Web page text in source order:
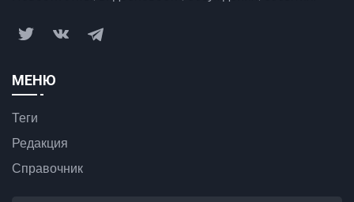
МЕНЮ
Теги
Редакция
Справочник